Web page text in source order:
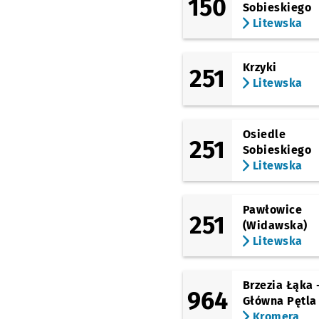
150
Sobieskiego
Litewska
251
Krzyki
Litewska
251
Osiedle
Sobieskiego
Litewska
251
Pawłowice
(Widawska)
Litewska
964
Brzezia Łąka
Główna Pętla